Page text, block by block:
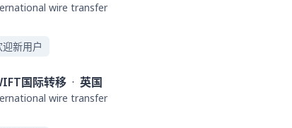
wire transfer
迎新用户
国际转移 · 英国
wire transfer